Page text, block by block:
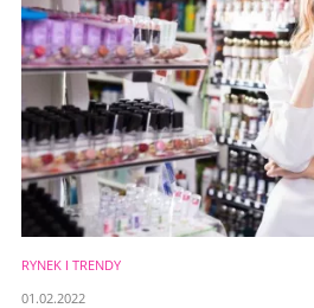
RYNEK I TRENDY
01.02.2022